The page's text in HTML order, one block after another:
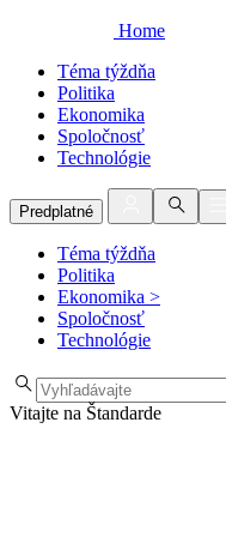
Home
Téma týždňa
Politika
Ekonomika
Spoločnosť
Technológie
Predplatné
Téma týždňa
Politika
Ekonomika >
Spoločnosť
Technológie
Vitajte na Štandarde